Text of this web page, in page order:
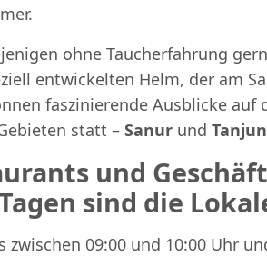
ohne Taucherfahrung
entwickelten Helm, der am
faszinierende Ausblicke auf
statt – Sanur und
und
sind die
09:00 und 10:00 Uhr